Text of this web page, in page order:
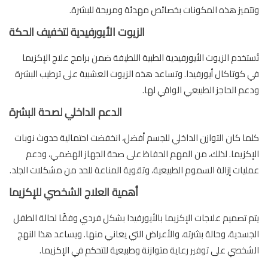
وتتميز هذه المكونات بخصائص مهدئة ومريحة للبشرة.
الزيوت الأيورفيدية لتخفيف الحكة
تُستخدم الزيوت الأيورفيدية الطبية اللطيفة ضمن برامج علاج الإكزيما
في كوتاكال أيورفيدا. وتساعد هذه الزيوت العشبية على ترطيب البشرة
ودعم الحاجز الطبيعي الواقي لها.
الدعم الداخلي لصحة البشرة
كلما كان التوازن الداخلي للجسم أفضل، انخفضت احتمالية حدوث نوبات
الإكزيما. لذلك، من المهم الحفاظ على صحة الجهاز الهضمي، ودعم
عمليات إزالة السموم الطبيعية، وتقوية المناعة للحد من مشكلات الجلد.
أهمية العلاج الشخصي للإكزيما
يتم تصميم علاجات الإكزيما بالأيورفيدا بشكل فردي وفقًا لحالة الطفل
الجسدية، وحالة بشرته، والأعراض التي يعاني منها. ويساعد هذا النهج
الشخصي على توفير رعاية متوازنة وطبيعية للتحكم في الإكزيما.